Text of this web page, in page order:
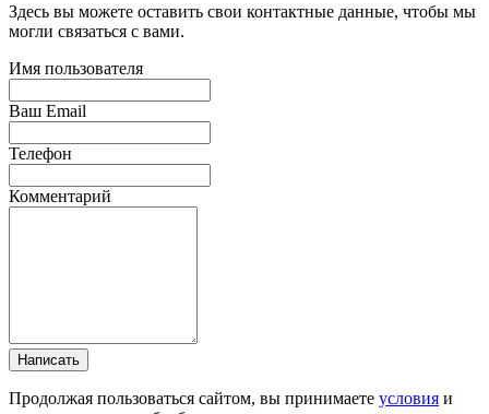
Здесь вы можете оставить свои контактные данные, чтобы мы
могли связаться с вами.
Имя пользователя
Ваш Email
Телефон
Комментарий
Написать
Продолжая пользоваться сайтом, вы принимаете условия и